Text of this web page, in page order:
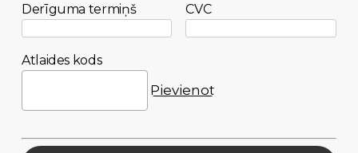
Derīguma termiņš CVC
Atlaides kods